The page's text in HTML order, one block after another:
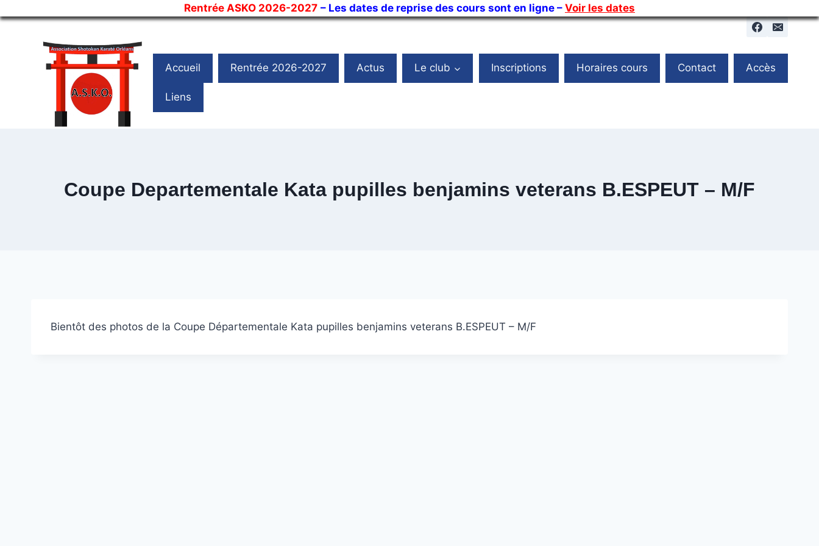
Rentrée ASKO 2026-2027 – Les dates de reprise des cours sont en ligne – Voir les dates
Skip
Accueil
Rentrée 2026-2027 Actus Le club Inscriptions Horaires cours Contact Accès
Liens
Coupe Departementale Kata pupilles benjamins veterans B.ESPEUT – M/F
Bientôt des photos de la Coupe Départementale Kata pupilles benjamins veterans B.ESPEUT – M/F